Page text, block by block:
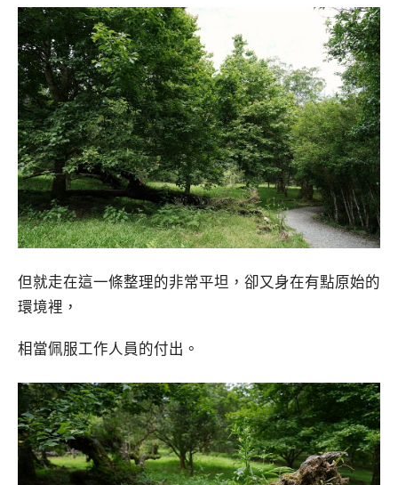
但就走在這一條整理的非常平坦，卻又身在有點原始的
環境裡，
相當佩服工作人員的付出。